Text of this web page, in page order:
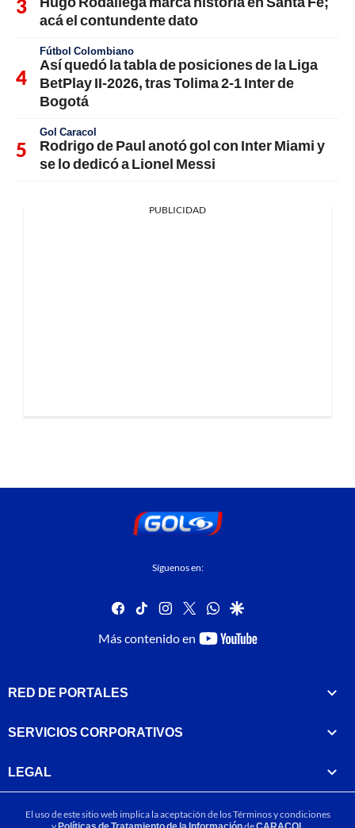
acá el contundente dato
Fútbol Colombiano
Así quedó la tabla de posiciones de la Liga
BetPlay II-2026, tras Tolima 2-1 Inter de
Bogotá
Gol Caracol
Rodrigo de Paul anotó gol con Inter Miami y
se lo dedicó a Lionel Messi
PUBLICIDAD
Síguenos en:
facebook
tiktok instagram
twitterwhatsapp
google
Más contenido en
youtube-
RED DE PORTALES
SERVICIOS CORPORATIVOS
LEGAL
El uso de este sitio web implica la aceptación de losTérminos y condiciones